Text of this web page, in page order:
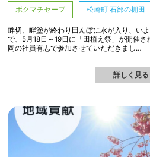
ボクマチセーブ 松崎町 石部の棚田
畔切、畔塗が終わり田んぼに水が入り、い
で、5月18日～19日に「田植え祭」が開催
岡の社員有志で参加させていただきまし…
詳しく見る